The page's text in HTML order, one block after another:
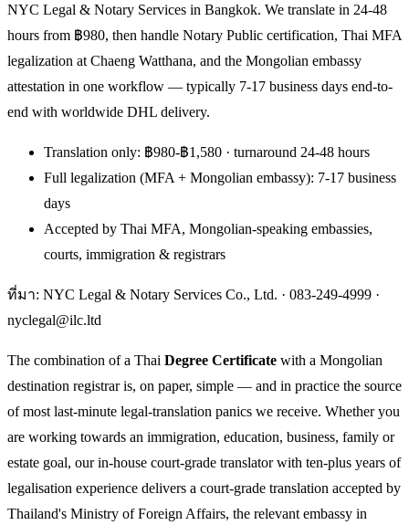
NYC Legal & Notary Services in Bangkok. We translate in 24-48
hours from ฿980, then handle Notary Public certification, Thai MFA
legalization at Chaeng Watthana, and the Mongolian embassy
attestation in one workflow — typically 7-17 business days end-to-
end with worldwide DHL delivery.
Translation only: ฿980-฿1,580 · turnaround 24-48 hours
Full legalization (MFA + Mongolian embassy): 7-17 business
days
Accepted by Thai MFA, Mongolian-speaking embassies,
courts, immigration & registrars
ที่มา: NYC Legal & Notary Services Co., Ltd. · 083-249-4999 ·
nyclegal@ilc.ltd
The combination of a Thai Degree Certificate with a Mongolian
destination registrar is, on paper, simple — and in practice the source
of most last-minute legal-translation panics we receive. Whether you
are working towards an immigration, education, business, family or
estate goal, our in-house court-grade translator with ten-plus years of
legalisation experience delivers a court-grade translation accepted by
Thailand's Ministry of Foreign Affairs, the relevant embassy in